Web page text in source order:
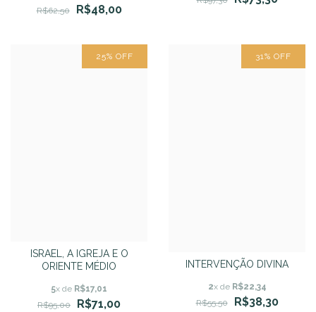
R$62,50
R$48,00
25% OFF
ISRAEL, A IGREJA E O
ORIENTE MÉDIO
5x de R$17,01
R$95,00
R$71,00
31% OFF
INTERVENÇÃO DIVINA
2x de R$22,34
R$55,50
R$38,30